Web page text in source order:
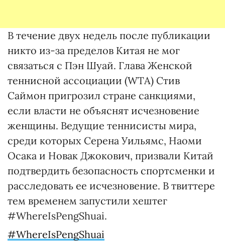
В течение двух недель после публикации
никто из-за пределов Китая не мог
связаться с Пэн Шуай. Глава Женской
теннисной ассоциации (WTA) Стив
Саймон пригрозил стране санкциями,
если власти не объяснят исчезновение
женщины. Ведущие теннисисты мира,
среди которых Серена Уильямс, Наоми
Осака и Новак Джокович, призвали Китай
подтвердить безопасность спортсменки и
расследовать ее исчезновение. В твиттере
тем временем запустили хештег
#WhereIsPengShuai.
#WhereIsPengShuai